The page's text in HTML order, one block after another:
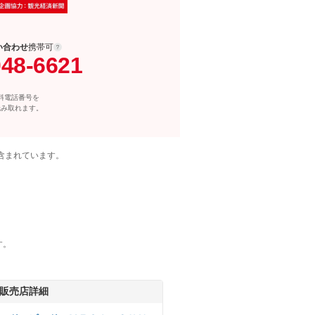
合わせ携帯可
6621
電話番号を
取れます。
れています。
販売店詳細